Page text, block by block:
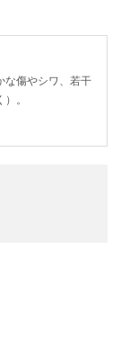
な傷やシワ、若干
。